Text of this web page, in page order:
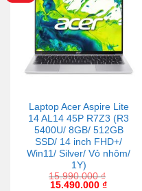
Laptop Acer Aspire Lite
14 AL14 45P R7Z3 (R3
5400U/ 8GB/ 512GB
SSD/ 14 inch FHD+/
Win11/ Silver/ Vỏ nhôm/
1Y)
15.990.000₫
15.490.000 ₫